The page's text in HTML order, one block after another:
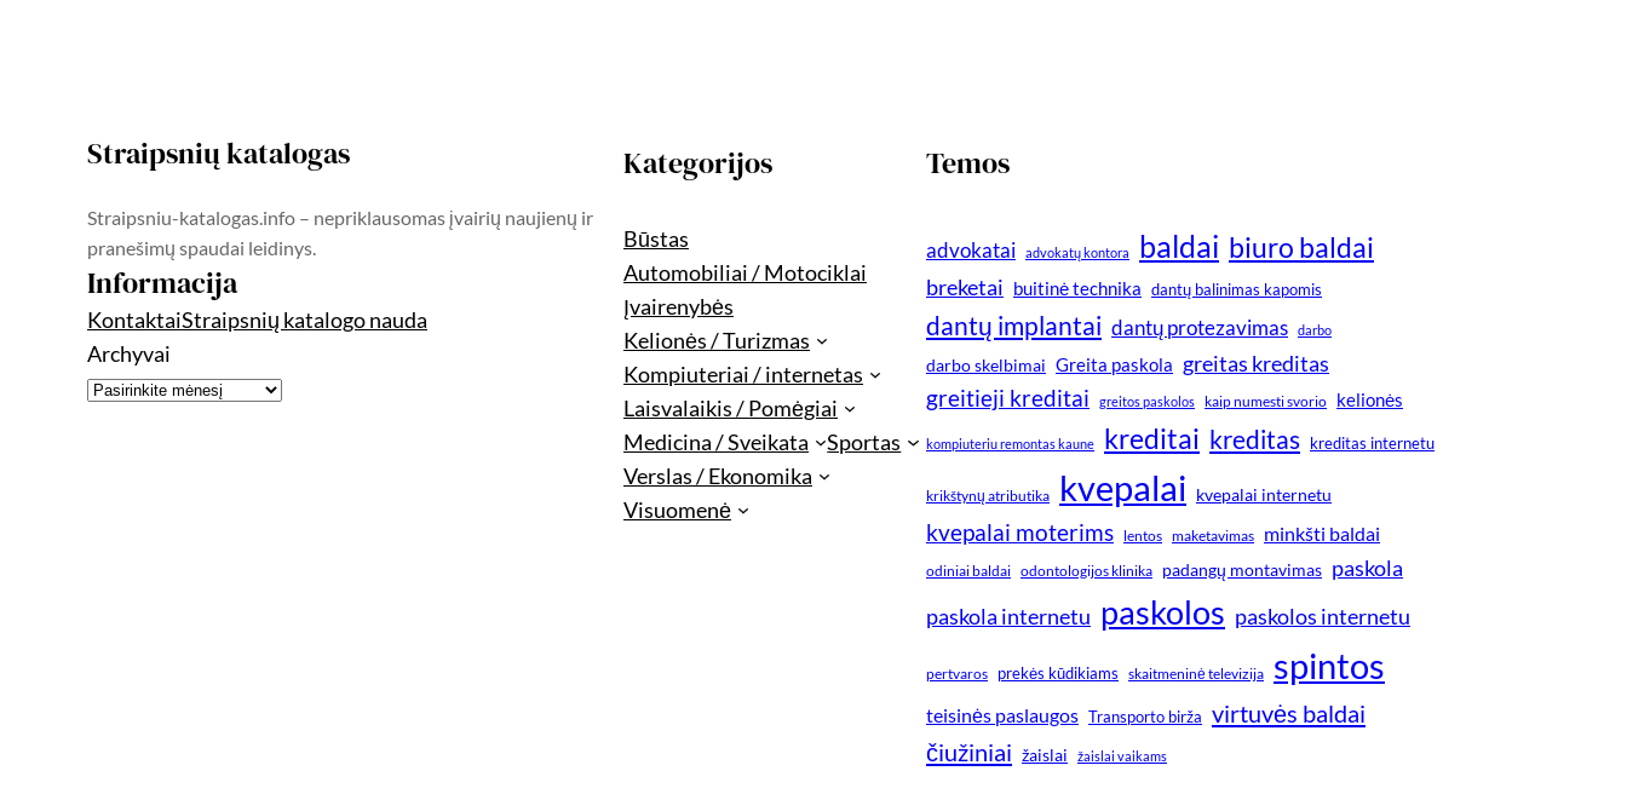
Straipsnių katalogas
Straipsniu-katalogas.info – nepriklausomas įvairių naujienų ir
pranešimų spaudai leidinys.
Informacija
KontaktaiStraipsnių katalogo nauda
Archyvai
Kategorijos
Būstas
Automobiliai / Motociklai
Įvairenybės
Kelionės / Turizmas
Kompiuteriai / internetas
Laisvalaikis / Pomėgiai
Medicina / Sveikata
Sportas
Verslas / Ekonomika
Visuomenė
Temos
advokatai advokatų kontora baldai biuro baldai
breketai buitinė technika dantų balinimas kapomis
dantų implantai dantų protezavimas darbo
darbo skelbimai Greita paskola greitas kreditas
greitieji kreditai greitos paskolos kaip numesti svorio kelionės
kompiuteriu remontas kaune kreditai kreditas kreditas internetu
krikštynų atributika kvepalai kvepalai internetu
kvepalai moterims lentos maketavimas minkšti baldai
odiniai baldai odontologijos klinika padangų montavimas paskola
paskola internetu paskolos paskolos internetu
pertvaros prekės kūdikiams skaitmeninė televizija spintos
teisinės paslaugos Transporto birža virtuvės baldai
čiužiniai žaislai žaislai vaikams